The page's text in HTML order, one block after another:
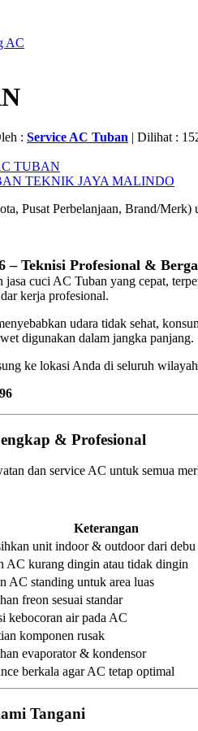
AC
: Service AC Tuban | Dilihat :
TUBAN
TEKNIK JAYA MALINDO
Pusat Perbelanjaan, Brand/
– Teknisi Profesional &
cuci AC Tuban yang cepat,
kerja profesional.
udara tidak sehat,
digunakan dalam jangka panjang.
ke lokasi Anda di seluruh
& Profesional
dan service AC untuk semua
Keterangan
unit indoor & outdoor dari debu
AC kurang dingin atau tidak dingin
AC standing untuk area luas
freon sesuai standar
kebocoran air pada AC
komponen rusak
evaporator & kondensor
berkala agar AC tetap optimal
Tangani